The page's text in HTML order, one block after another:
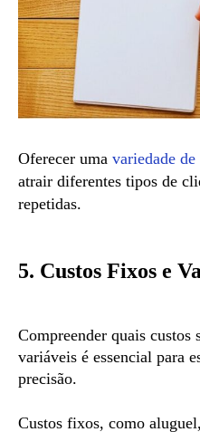
Oferecer uma variedade de
atrair diferentes tipos de
repetidas.
5. Custos Fixos e
Compreender quais custos
variáveis é essencial para
precisão.
Custos fixos, como